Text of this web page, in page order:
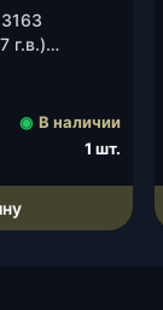
г.в.)
◉ В наличии
1 шт.